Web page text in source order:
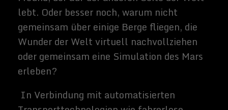
apokalyptischen Szenarien zuwendet,
könnten andere negative Auswirkungen der
menschlichen genetischen Veränderung
zumindest zunächst ökonomisch oder sozial
sein. Wenn dieser Prozess zunächst teuer
ist, wären die ersten Anwendner
wahrscheinlich wohl die Reichen - die
bereits erhebliche wirtschaftliche Vorteile,
einschließlich besserer gesundheitlicher
Versorgung, genießen.